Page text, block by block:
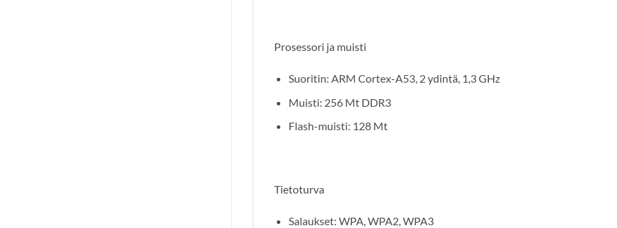
Prosessori ja muisti
Suoritin: ARM Cortex-A53, 2 ydintä, 1,3 GHz
Muisti: 256 Mt DDR3
Flash-muisti: 128 Mt
Tietoturva
Salaukset: WPA, WPA2, WPA3